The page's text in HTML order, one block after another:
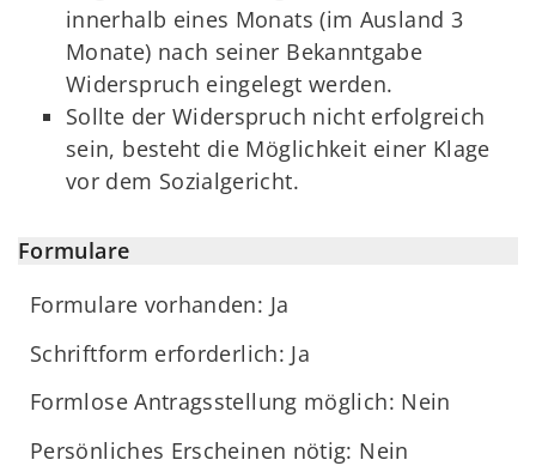
innerhalb eines Monats (im Ausland 3
Monate) nach seiner Bekanntgabe
Widerspruch eingelegt werden.
Sollte der Widerspruch nicht erfolgreich
sein, besteht die Möglichkeit einer Klage
vor dem Sozialgericht.
Formulare
Formulare vorhanden: Ja
Schriftform erforderlich: Ja
Formlose Antragsstellung möglich: Nein
Persönliches Erscheinen nötig: Nein